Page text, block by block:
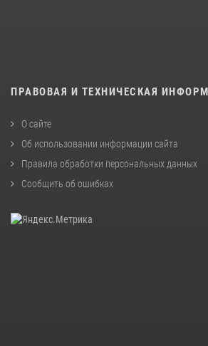
ПРАВОВАЯ И ТЕХНИЧЕСКАЯ
О сайте
Об использовании информации сайта
Правила обработки персональных данных
Сообщить об ошибках